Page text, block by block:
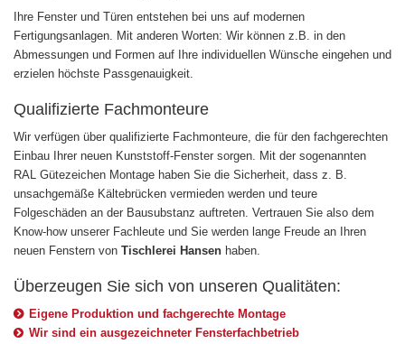
Ihre Fenster und Türen entstehen bei uns auf modernen
Fertigungsanlagen. Mit anderen Worten: Wir können z.B. in den
Abmessungen und Formen auf Ihre individuellen Wünsche eingehen und
erzielen höchste Passgenauigkeit.
Qualifizierte Fachmonteure
Wir verfügen über qualifizierte Fachmonteure, die für den fachgerechten
Einbau Ihrer neuen Kunststoff-Fenster sorgen. Mit der sogenannten
RAL Gütezeichen Montage haben Sie die Sicherheit, dass z. B.
unsachgemäße Kältebrücken vermieden werden und teure
Folgeschäden an der Bausubstanz auftreten. Vertrauen Sie also dem
Know-how unserer Fachleute und Sie werden lange Freude an Ihren
neuen Fenstern von Tischlerei Hansen haben.
Überzeugen Sie sich von unseren Qualitäten:
Eigene Produktion und fachgerechte Montage
Wir sind ein ausgezeichneter Fensterfachbetrieb